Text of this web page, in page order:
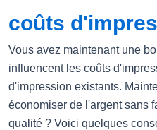
coûts
Vous avez maintenant une
influencent les coûts
d'impression existants.
économiser de l'argent sans
qualité ? Voici quelques